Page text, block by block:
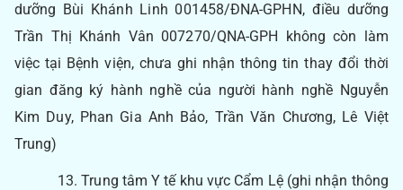
dưỡng Bùi Khánh Linh 001458/ĐNA-GPHN, điều dưỡng
Trần Thị Khánh Vân 007270/QNA-GPH không còn làm
việc tại Bệnh viện, chưa ghi nhận thông tin thay đổi thời
gian đăng ký hành nghề của người hành nghề Nguyễn
Kim Duy, Phan Gia Anh Bảo, Trần Văn Chương, Lê Việt
Trung)
13. Trung tâm Y tế khu vực Cẩm Lệ (ghi nhận thông